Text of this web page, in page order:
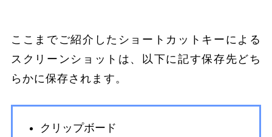
ここまでご紹介したショートカットキーによる
スクリーンショットは、以下に記す保存先どち
らかに保存されます。
クリップボード